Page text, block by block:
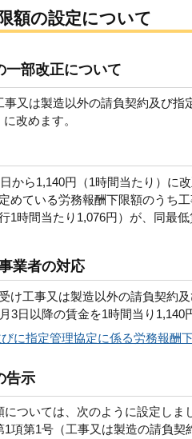
額の設定について
一部改正について
又は製造以外の請負契約及び指
改めます。
から1,140円（1時間当たり）に
めている労務報酬下限額のうち
1時間当たり1,076円）が、同最
業者の対応
け工事又は製造以外の請負契約
3日以降の賃金を1時間当り1,140
に指定管理協定に係る労務報酬
告示
ついては、次のように設定しま
項第1号（工事又は製造の請負